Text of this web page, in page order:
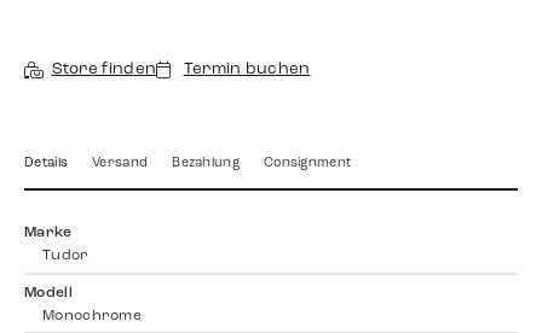
Store finden Termin buchen
Details Versand Bezahlung Consignment
Marke
Tudor
Modell
Monochrome